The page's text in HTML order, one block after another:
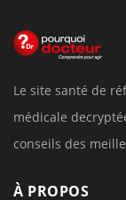
Le site santé de
médicale
conseils des
À PROPOS